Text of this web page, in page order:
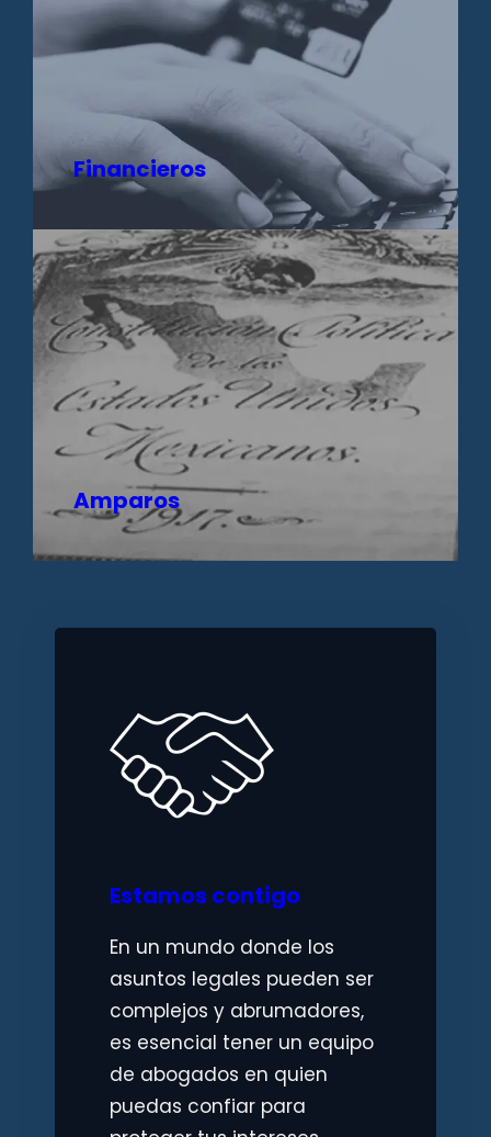
Financieros
Amparos
Estamos contigo
En un mundo donde los
asuntos legales pueden ser
complejos y abrumadores,
es esencial tener un equipo
de abogados en quien
puedas confiar para